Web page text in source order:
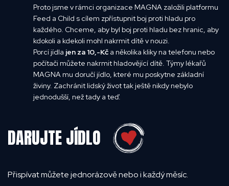
Proto jsme v rámci organizace MAGNA založili platformu
Feed a Child s cílem zpřístupnit boj proti hladu pro
každého. Chceme, aby byl boj proti hladu bez hranic, aby
kdokoli a kdekoli mohl nakrmit dítě v nouzi.
Porcí jídla jen za 10,-Kč a několika kliky na telefonu nebo
počítači můžete nakrmit hladovějící dítě. Týmy lékařů
MAGNA mu doručí jídlo, které mu poskytne základní
živiny. Zachránit lidský život tak ještě nikdy nebylo
jednodušší, než tady a teď.
DARUJTE JÍDLO
Přispívat můžete jednorázově nebo i každý měsíc.